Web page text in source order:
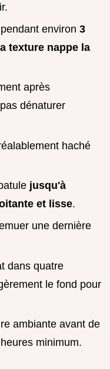
environ 3
texture nappe la
après
dénaturer
haché
jusqu'à
et lisse.
une dernière
dans quatre
le fond pour
ambiante avant de
minimum.